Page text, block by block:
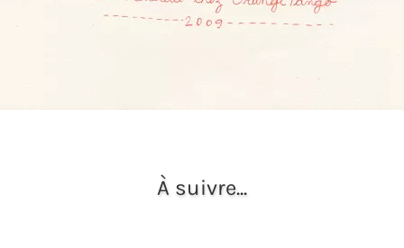
À suivre...